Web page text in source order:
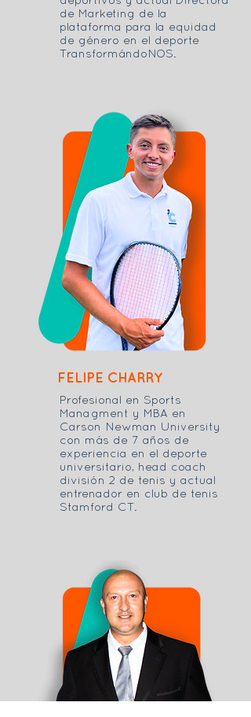
de Marketing de la
plataforma para la equidad
de género en el deporte
TransformándoNOS.
FELIPE CHARRY
Profesional en Sports
Managment y MBA en
Carson Newman University
con más de 7 años de
experiencia en el deporte
universitario, head coach
división 2 de tenis y actual
entrenador en club de tenis
Stamford CT.